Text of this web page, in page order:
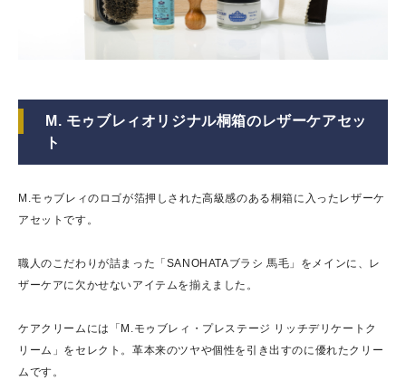
M. モゥブレィオリジナル桐箱のレザーケアセッ
ト
M.モゥブレィのロゴが箔押しされた高級感のある桐箱に入ったレザーケ
アセットです。
職人のこだわりが詰まった「SANOHATAブラシ 馬毛」をメインに、レ
ザーケアに欠かせないアイテムを揃えました。
ケアクリームには「M.モゥブレィ・プレステージ リッチデリケートク
リーム」をセレクト。革本来のツヤや個性を引き出すのに優れたクリー
ムです。